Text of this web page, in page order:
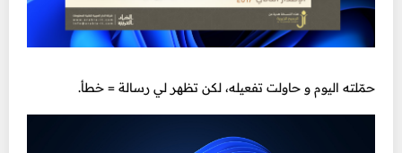
حمّلته اليوم و حاولت تفعيله، لكن تظهر لي رسالة = خطأ.